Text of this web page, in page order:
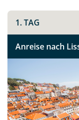
1. TAG
Anreise nach